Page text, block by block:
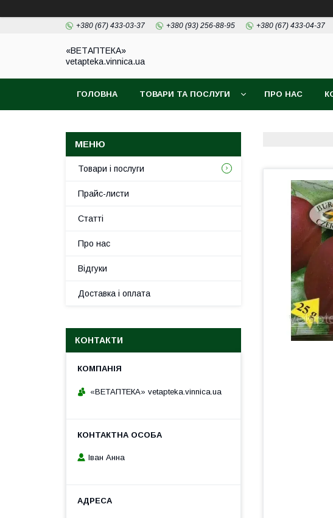
+380 (67) 433-03-37 +380 (93) 256-88-95 +380 (67) 433-04-37
«ВЕТАПТЕКА»
vetapteka.vinnica.ua
ГОЛОВНА ТОВАРИ ТА ПОСЛУГИ ПРО НАС
Товари і послуги
Прайс-листи
Статті
Про нас
Відгуки
Доставка і оплата
КОНТАКТИ
«ВЕТАПТЕКА» vetapteka.vinnica.ua
Іван Анна